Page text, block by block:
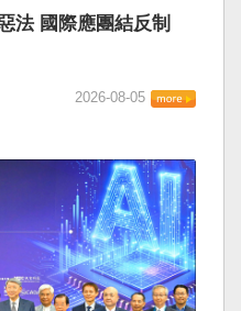
法 國際應團結反制
2026-08-05